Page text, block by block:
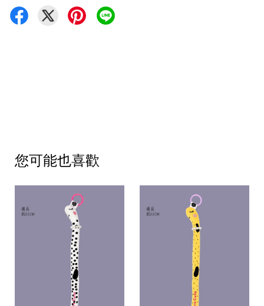
您可能也喜歡